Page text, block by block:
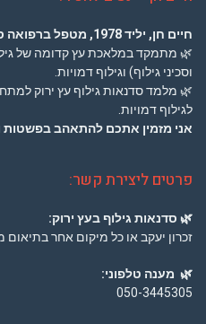
חיים חן, יליד 1978, מטפל ברפואה
🌿 מתמקד במלאכת עץ קדומה של
וסכיני גילוף) וגילוף דמויות.
🌿 מלמד סדנאות גילוף עץ ירוק
לגילוף דמויות.
אני מזמין אתכם להתאהב
פרטים ליצירת קשר:
🌿 סדנאות גילוף בעץ ירוק:
זכרון יעקב או כל מיקום אחר בתיאום
🌿 מענה טלפוני:
050-3445305